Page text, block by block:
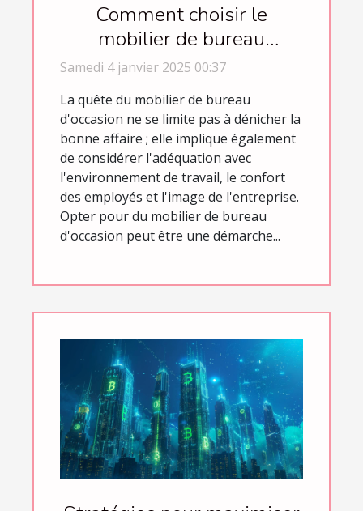
Comment choisir le
mobilier de bureau
d'occasion idéal pour votre
entreprise
Samedi 4 janvier 2025 00:37
La quête du mobilier de bureau
d'occasion ne se limite pas à dénicher la
bonne affaire ; elle implique également
de considérer l'adéquation avec
l'environnement de travail, le confort
des employés et l'image de l'entreprise.
Opter pour du mobilier de bureau
d'occasion peut être une démarche...